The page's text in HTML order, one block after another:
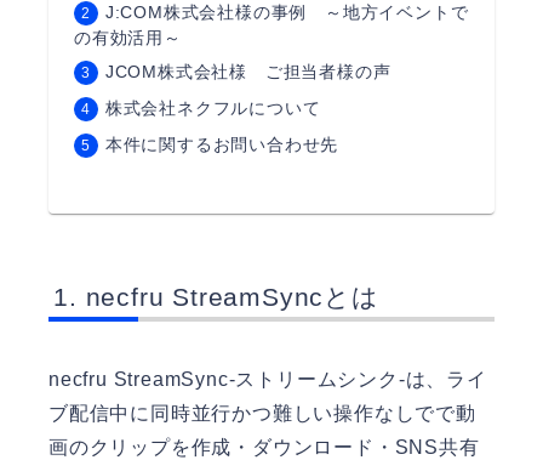
J:COM株式会社様の事例 ～地方イベントで
の有効活用～
JCOM株式会社様 ご担当者様の声
株式会社ネクフルについて
本件に関するお問い合わせ先
necfru StreamSyncとは
necfru StreamSync-ストリームシンク-は、ライ
ブ配信中に同時並行かつ難しい操作なしでで動
画のクリップを作成・ダウンロード・SNS共有